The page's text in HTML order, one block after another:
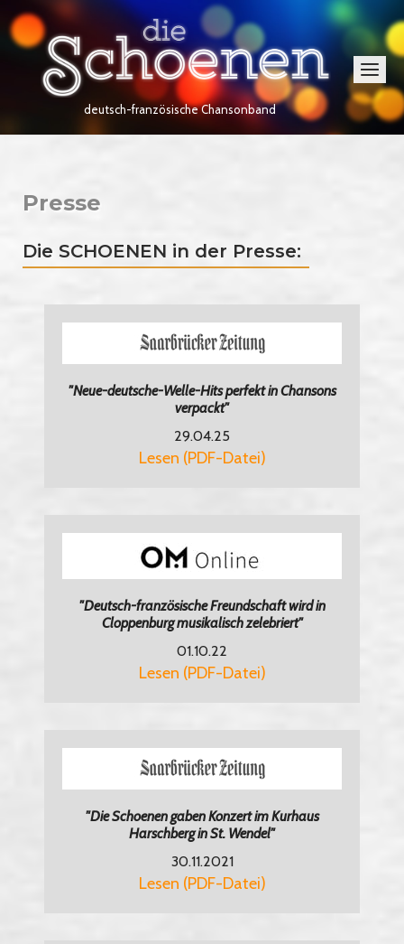
Skip
to
content
Home
deutsch-französische Chansonband
Menu
Presse
Die SCHOENEN in der Presse:
"Neue-deutsche-Welle-Hits perfekt in Chansons
verpackt"
29.04.25
Lesen (PDF-Datei)
"Deutsch-französische Freundschaft wird in
Cloppenburg musikalisch zelebriert"
01.10.22
Lesen (PDF-Datei)
"Die Schoenen gaben Konzert im Kurhaus
Harschberg in St. Wendel"
30.11.2021
Lesen (PDF-Datei)